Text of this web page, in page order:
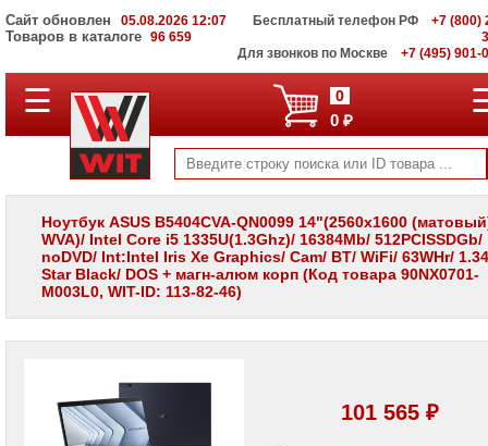
Сайт обновлен 05.08.2026 12:07
Товаров в каталоге 96 659
Бесплатный телефон РФ
+7 (800)
Для звонков по Москве
+7 (495) 901-
ПОЛНЫЙ
КАТАЛОГ
Корпоративные
серверы
WIT
Системы
хранения
данных
WIT
панели
Проекторы
☰ 0
0 ₽
Ноутбук ASUS B5404CVA-QN0099 14"(2560x1600
WVA)/ Intel Core i5 1335U(1.3Ghz)/ 16384Mb/ 512PCISSDGb/
noDVD/ Int:Intel Iris Xe Graphics/ Cam/ BT/ WiFi/ 63WHr/
Star Black/ DOS + магн-алюм корп (Код товара 90NX0701-
M003L0, WIT-ID: 113-82-46)
101 565 ₽